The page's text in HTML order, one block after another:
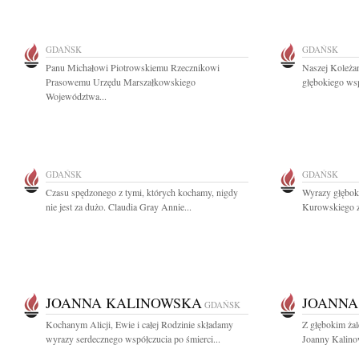
GDAŃSK
Panu Michałowi Piotrowskiemu Rzecznikowi
Prasowemu Urzędu Marszałkowskiego
Województwa...
GDAŃSK
Naszej
głębokiego
GDAŃSK
Czasu spędzonego z tymi, których kochamy, nigdy
nie jest za dużo. Claudia Gray Annie...
GDAŃSK
Wyrazy
Kurowskiego
JOANNA KALINOWSKA GDAŃSK
Kochanym Alicji, Ewie i całej Rodzinie składamy
wyrazy serdecznego współczucia po śmierci...
Z głębokim
Joanny